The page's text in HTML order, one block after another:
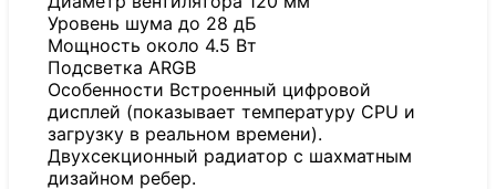
Уровень шума до 28 дБ
Мощность около 4.5 Вт
Подсветка ARGB
Особенности Встроенный цифровой
дисплей (показывает температуру CPU и
загрузку в реальном времени).
Двухсекционный радиатор с шахматным
дизайном ребер.